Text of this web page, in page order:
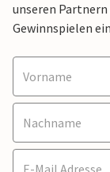
unseren Partnern
Gewinnspielen